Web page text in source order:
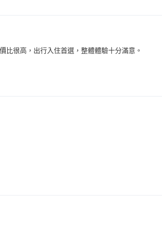
比很高，出行入住首選，整體體驗十分滿意。